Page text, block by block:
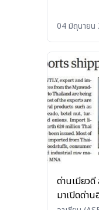
04 มิถุนายน
ด่านเมียวดี
มาเปิดด่า